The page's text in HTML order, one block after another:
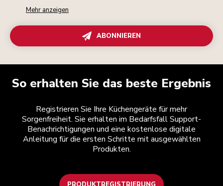
Mehr anzeigen
ABONNIEREN
So erhalten Sie das beste Ergebnis
Registrieren Sie Ihre Küchengeräte für mehr
Sorgenfreiheit. Sie erhalten im Bedarfsfall Support-
Benachrichtigungen und eine kostenlose digitale
Anleitung für die ersten Schritte mit ausgewählten
Produkten.